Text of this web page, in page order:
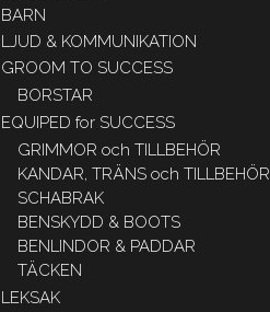
BARN
LJUD & KOMMUNIKATION
GROOM TO SUCCESS
BORSTAR
EQUIPED for SUCCESS
GRIMMOR och TILLBEHÖR
KANDAR, TRÄNS och TILLBEHÖR
SCHABRAK
BENSKYDD & BOOTS
BENLINDOR & PADDAR
TÄCKEN
LEKSAK